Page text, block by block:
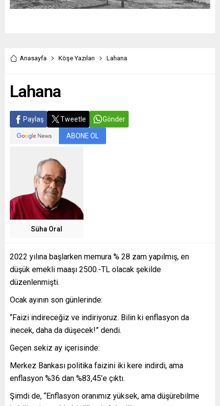
Anasayfa Köşe Yazıları Lahana
Lahana
Paylaş Tweetle Gönder
ABONE OL
Süha Oral
2022 yılına başlarken memura % 28 zam yapılmış, en
düşük emekli maaşı 2500.-TL olacak şekilde
düzenlenmişti.
Ocak ayının son günlerinde:
“Faizi indireceğiz ve indiriyoruz. Bilin ki enflasyon da
inecek, daha da düşecek!” dendi.
Geçen sekiz ay içerisinde:
Merkez Bankası politika faizini iki kere indirdi, ama
enflasyon %36 dan %83,45’e çıktı.
Şimdi de, “Enflasyon oranımız yüksek, ama düşürebilme